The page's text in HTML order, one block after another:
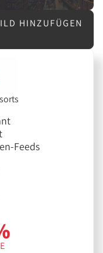
HINZUFÜGEN
Feeds